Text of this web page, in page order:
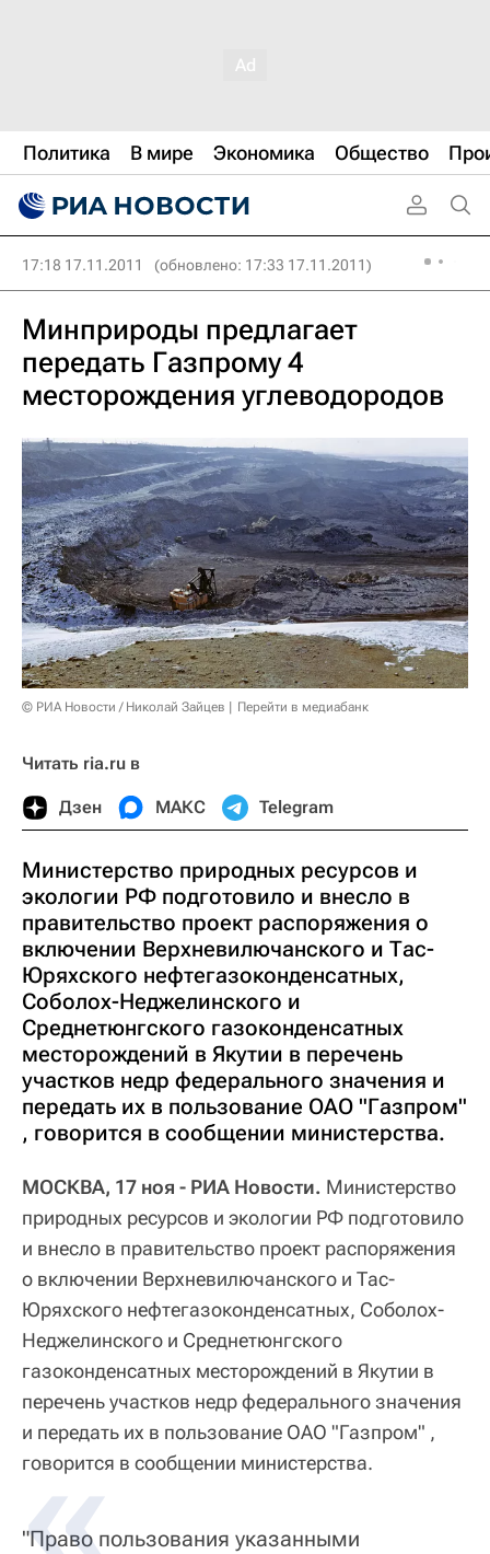
Политика В мире Экономика Общество
17:18 17.11.2011 (обновлено: 17:33 17.11.2011)
Минприроды предлагает
передать Газпрому 4
месторождения углеводородов
© РИА Новости / Николай Зайцев Перейти в медиабанк
Читать ria.ru в
Дзен МАКС Telegram
Министерство природных ресурсов и
экологии РФ подготовило и внесло в
правительство проект распоряжения о
включении Верхневилючанского и Тас-
Юряхского нефтегазоконденсатных,
Соболох-Неджелинского и
Среднетюнгского газоконденсатных
месторождений в Якутии в перечень
участков недр федерального значения и
передать их в пользование ОАО "Газпром"
, говорится в сообщении министерства.
МОСКВА, 17 ноя - РИА Новости. Министерство
природных ресурсов и экологии РФ подготовило
и внесло в правительство проект распоряжения
о включении Верхневилючанского и Тас-
Юряхского нефтегазоконденсатных, Соболох-
Неджелинского и Среднетюнгского
газоконденсатных месторождений в Якутии в
перечень участков недр федерального значения
и передать их в пользование ОАО "Газпром" ,
говорится в сообщении министерства.
"Право пользования указанными